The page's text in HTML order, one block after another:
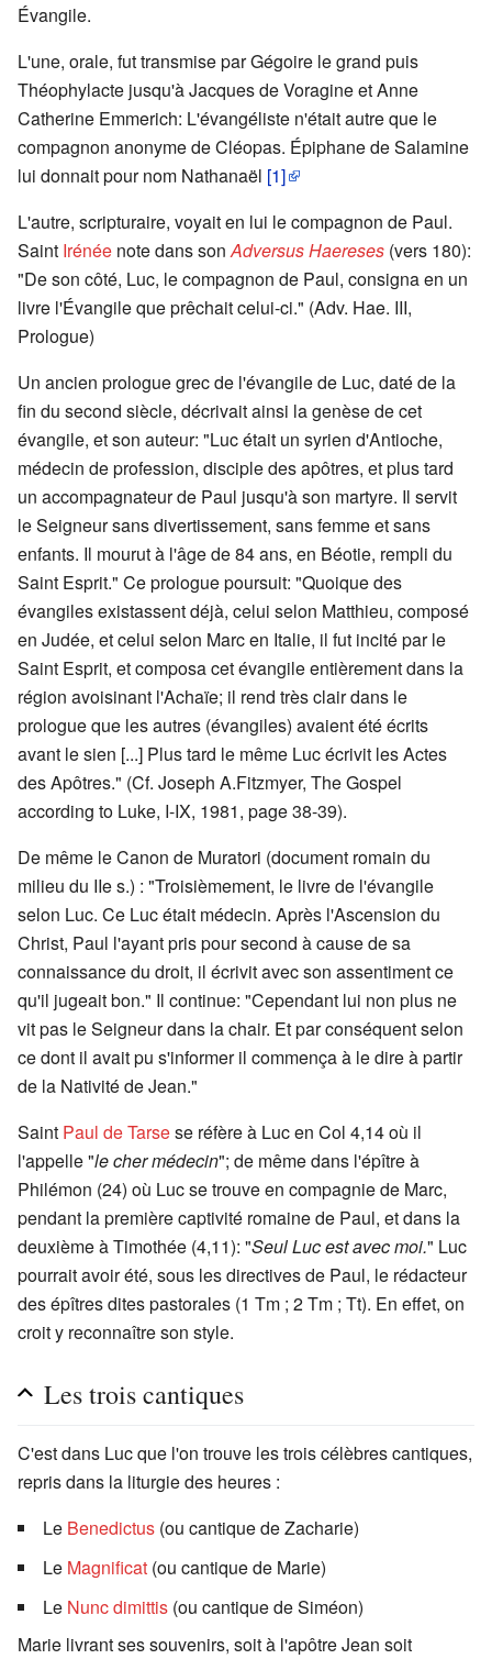
Évangile.
L'une, orale, fut transmise par Gégoire le grand puis
Théophylacte jusqu'à Jacques de Voragine et Anne
Catherine Emmerich: L'évangéliste n'était autre que le
compagnon anonyme de Cléopas. Épiphane de Salamine
lui donnait pour nom Nathanaël [1]
L'autre, scripturaire, voyait en lui le compagnon de Paul.
Saint Irénée note dans son Adversus Haereses (vers 180):
"De son côté, Luc, le compagnon de Paul, consigna en un
livre l'Évangile que prêchait celui-ci." (Adv. Hae. III,
Prologue)
Un ancien prologue grec de l'évangile de Luc, daté de la
fin du second siècle, décrivait ainsi la genèse de cet
évangile, et son auteur: "Luc était un syrien d'Antioche,
médecin de profession, disciple des apôtres, et plus tard
un accompagnateur de Paul jusqu'à son martyre. Il servit
le Seigneur sans divertissement, sans femme et sans
enfants. Il mourut à l'âge de 84 ans, en Béotie, rempli du
Saint Esprit." Ce prologue poursuit: "Quoique des
évangiles existassent déjà, celui selon Matthieu, composé
en Judée, et celui selon Marc en Italie, il fut incité par le
Saint Esprit, et composa cet évangile entièrement dans la
région avoisinant l'Achaïe; il rend très clair dans le
prologue que les autres (évangiles) avaient été écrits
avant le sien [...] Plus tard le même Luc écrivit les Actes
des Apôtres." (Cf. Joseph A.Fitzmyer, The Gospel
according to Luke, I-IX, 1981, page 38-39).
De même le Canon de Muratori (document romain du
milieu du IIe s.) : "Troisièmement, le livre de l'évangile
selon Luc. Ce Luc était médecin. Après l'Ascension du
Christ, Paul l'ayant pris pour second à cause de sa
connaissance du droit, il écrivit avec son assentiment ce
qu'il jugeait bon." Il continue: "Cependant lui non plus ne
vit pas le Seigneur dans la chair. Et par conséquent selon
ce dont il avait pu s'informer il commença à le dire à partir
de la Nativité de Jean."
Saint Paul de Tarsese réfère à Luc en Col 4,14 où il
l'appelle "le cher médecin"; de même dans l'épître à
Philémon (24) où Luc se trouve en compagnie de Marc,
pendant la première captivité romaine de Paul, et dans la
deuxième à Timothée (4,11): "Seul Luc est avec moi." Luc
pourrait avoir été, sous les directives de Paul, le rédacteur
des épîtres dites pastorales (1 Tm ; 2 Tm ; Tt). En effet, on
croit y reconnaître son style.
Les trois cantiques
C'est dans Luc que l'on trouve les trois célèbres cantiques,
repris dans la liturgie des heures :
Le Benedictus (ou cantique de Zacharie)
Le Magnificat (ou cantique de Marie)
Le Nunc dimittis (ou cantique de Siméon)
Marie livrant ses souvenirs, soit à l'apôtre Jean soit